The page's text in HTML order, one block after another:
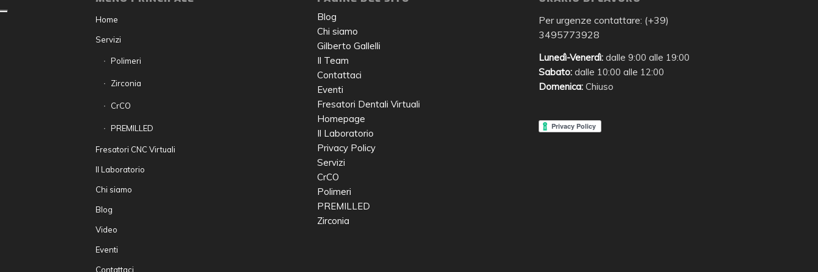
Home
Servizi
Polimeri
Zirconia
CrCO
PREMILLED
Fresatori CNC Virtuali
Il Laboratorio
Chi siamo
Blog
Video
Eventi
Contattaci
Blog
Chi siamo
Gilberto Gallelli
Il Team
Contattaci
Eventi
Fresatori Dentali Virtuali
Homepage
Il Laboratorio
Privacy Policy
Servizi
CrCO
Polimeri
PREMILLED
Zirconia
Per urgenze contattare: (+39)
3495773928
Lunedì-Venerdì: dalle 9:00 alle 19:00
Sabato: dalle 10:00 alle 12:00
Domenica: Chiuso